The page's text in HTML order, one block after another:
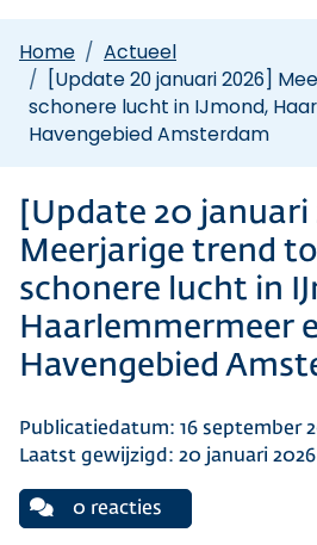
Home
Actueel
[Update 20 januari 2026]
schonere lucht in IJmond,
Havengebied Amsterdam
[Update 20 januari
Meerjarige trend
schonere lucht in
Haarlemmermeer
Havengebied
Publicatiedatum: 16 september
Laatst gewijzigd: 20 januari 2026
0 reacties